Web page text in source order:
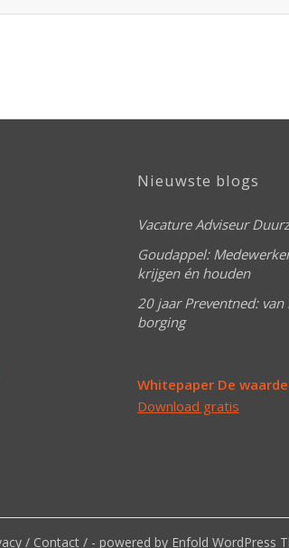
Nieuwste blogs
Vacature Adviseur
Goudappel:
krijgen én houden
20 jaar Preventned:
borging
Whitepaper De
Download gratis
/ Contact / - powered by Enfold WordPress